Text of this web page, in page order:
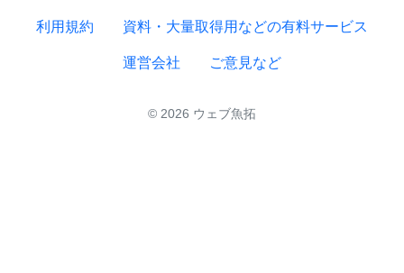
利用規約 資料・大量取得用などの有料サービス
運営会社 ご意見など
© 2026 ウェブ魚拓